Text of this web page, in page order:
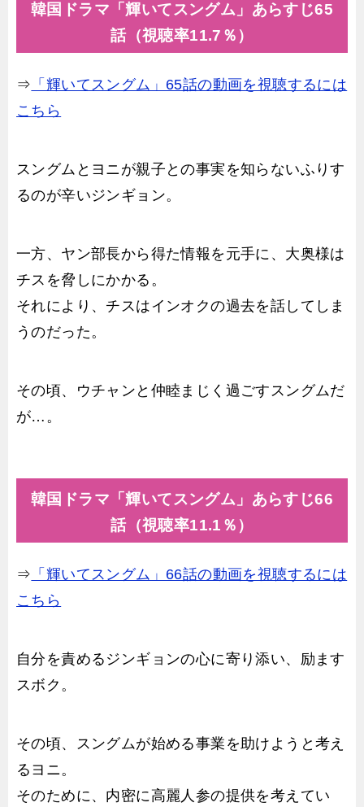
韓国ドラマ「輝いてスングム」あらすじ65
話（視聴率11.7％）
⇒ 「輝いてスングム」65話の動画を視聴するには
こちら
スングムとヨニが親子との事実を知らないふりす
るのが辛いジンギョン。
一方、ヤン部長から得た情報を元手に、大奥様は
チスを脅しにかかる。
それにより、チスはインオクの過去を話してしま
うのだった。
その頃、ウチャンと仲睦まじく過ごすスングムだ
が…。
韓国ドラマ「輝いてスングム」あらすじ66
話（視聴率11.1％）
⇒ 「輝いてスングム」66話の動画を視聴するには
こちら
自分を責めるジンギョンの心に寄り添い、励ます
スボク。
その頃、スングムが始める事業を助けようと考え
るヨニ。
そのために、内密に高麗人参の提供を考えてい